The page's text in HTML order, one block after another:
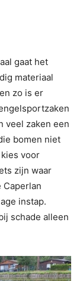
gaat het
materiaal
zo is er
veel zaken een
bomen niet
voor
zijn waar
Caperlan
instap.
schade alleen